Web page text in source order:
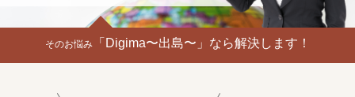
そのお悩み「Digima〜出島〜」なら解決します！